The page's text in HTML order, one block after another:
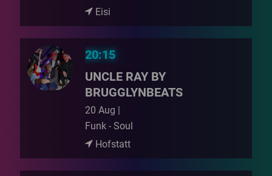
Eisi
20:15
UNCLE RAY BY
BRUGGLYNBEATS
20 Aug |
Funk - Soul
Hofstatt